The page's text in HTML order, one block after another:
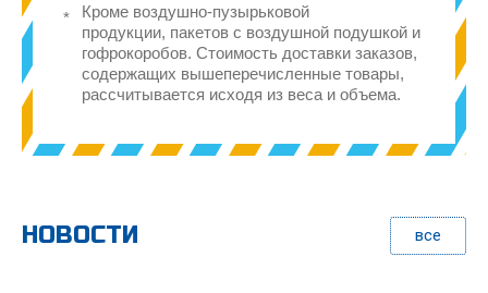
Кроме воздушно-пузырьковой
продукции, пакетов с воздушной подушкой и
гофрокоробов. Стоимость доставки заказов,
содержащих вышеперечисленные товары,
рассчитывается исходя из веса и объема.
НОВОСТИ все